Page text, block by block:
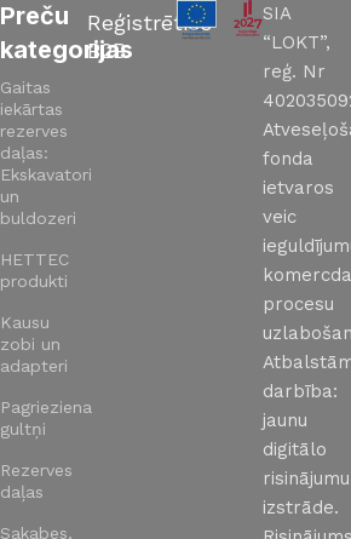
Preču
kategorijas
Gaitas
iekārtas
rezerves
daļas:
Ekskavatori
un
buldozeri
HETTEC
produkti
Kausu
zobi un
adapteri
Pagrieziena
gultņi
Rezerves
daļas
Sakabes,
Reģistrēties
B2B
SIA
“LOKT”,
reģ. Nr
fonda
ietvaros
veic
procesu
darbība:
jaunu
digitālo
risinājumu
izstrāde.